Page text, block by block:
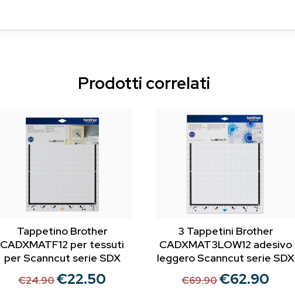
Prodotti correlati
Tappetino Brother
CADXMATF12 per tessuti
per Scanncut serie SDX
€24.90Il
€22.50
3 Tappetini Brother
CADXMAT3LOW12 adesivo
leggero Scanncut serie SDX
€69.90Il
€62.90